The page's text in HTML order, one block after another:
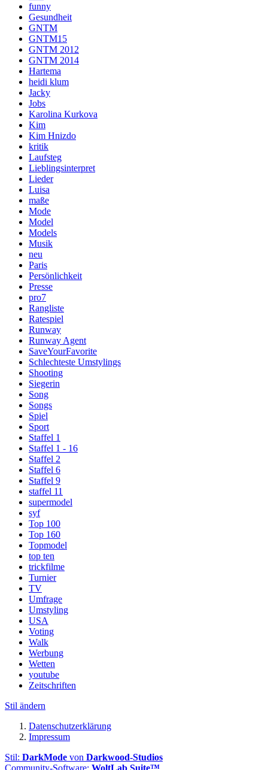
funny
Gesundheit
GNTM
GNTM15
GNTM 2012
GNTM 2014
Hartema
heidi klum
Jacky
Jobs
Karolina Kurkova
Kim
Kim Hnizdo
kritik
Laufsteg
Lieblingsinterpret
Lieder
Luisa
maße
Mode
Model
Models
Musik
neu
Paris
Persönlichkeit
Presse
pro7
Rangliste
Ratespiel
Runway
Runway Agent
SaveYourFavorite
Schlechteste Umstylings
Shooting
Siegerin
Song
Songs
Spiel
Sport
Staffel 1
Staffel 1 - 16
Staffel 2
Staffel 6
Staffel 9
staffel 11
supermodel
syf
Top 100
Top 160
Topmodel
top ten
trickfilme
Turnier
TV
Umfrage
Umstyling
USA
Voting
Walk
Werbung
Wetten
youtube
Zeitschriften
Stil ändern
Datenschutzerklärung
Impressum
Stil: DarkMode von Darkwood-Studios